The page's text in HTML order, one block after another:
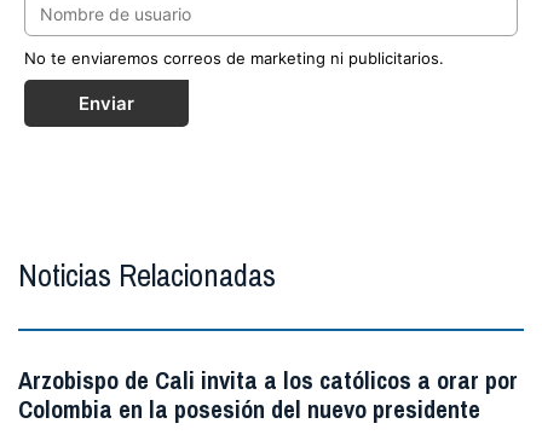
No te enviaremos correos de marketing ni publicitarios.
Enviar
Noticias Relacionadas
Arzobispo de Cali invita a los católicos a orar por
Colombia en la posesión del nuevo presidente